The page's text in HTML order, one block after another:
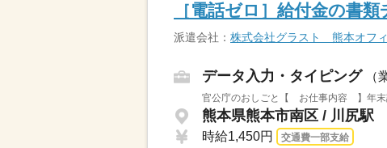
［電話ゼロ］給付金の書
派遣会社： 株式会社グラスト 熊本オフ
データ入力・タイピング （
官公庁のおしごと【 お仕事内容 】年末
熊本県熊本市南区 / 川尻駅
時給1,450円 交通費一部支給